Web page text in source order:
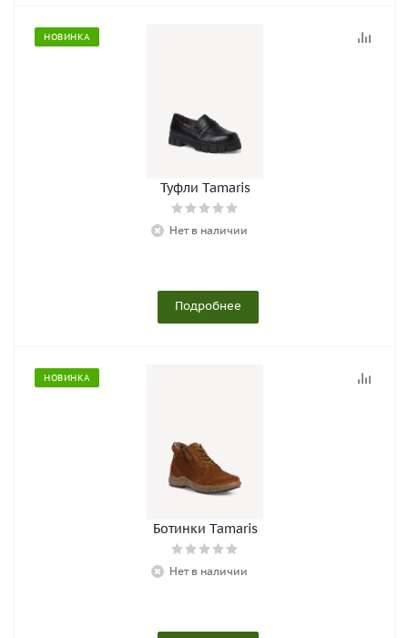
НОВИНКА
Туфли Tamaris
Нет в наличии
Подробнее
НОВИНКА
Ботинки Tamaris
Нет в наличии